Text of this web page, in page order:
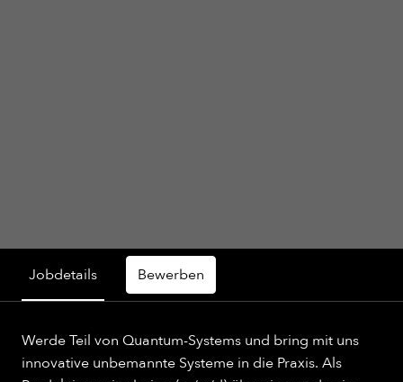
Jobdetails Bewerben
Werde Teil von Quantum-Systems und bring mit uns
innovative unbemannte Systeme in die Praxis. Als